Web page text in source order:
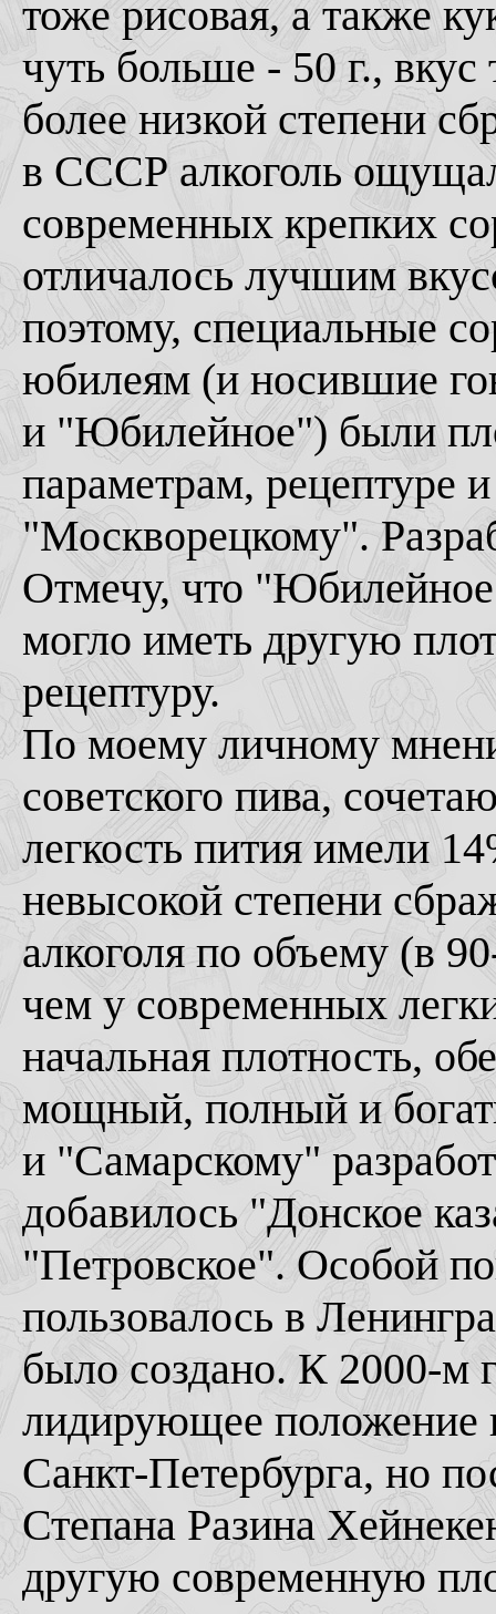
тоже рисовая, а также
чуть больше - 50 г.,
более низкой степени
в СССР алкоголь
современных крепких
отличалось лучшим
поэтому, специальные
юбилеям (и носившие
и "Юбилейное") были
параметрам, рецептуре
"Москворецкому".
Отмечу, что
могло иметь другую
рецептуру.
По моему личному
советского пива,
легкость пития имели
невысокой степени
алкоголя по объему (в
чем у современных
начальная плотность,
мощный, полный и
и "Самарскому"
добавилось "Донское
"Петровское". Особой
пользовалось в
было создано. К 2000-м
лидирующее положение
Санкт-Петербурга, но
Степана Разина
другую современную